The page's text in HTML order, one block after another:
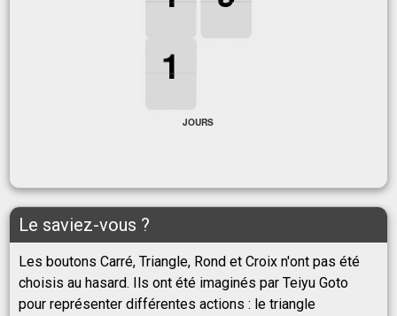
1 0
1
1
1
1
JOURS
Le saviez-vous ?
Les boutons Carré, Triangle, Rond et Croix n'ont pas été
choisis au hasard. Ils ont été imaginés par Teiyu Goto
pour représenter différentes actions : le triangle